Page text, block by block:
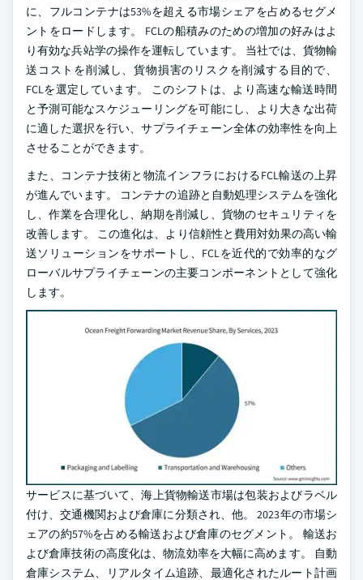
に、フルコンテナは53%を超える市場シェアを占めるセグメ
ントをロードします。 FCLの船積みのための増加の好みはよ
り有効な兵站学の操作を運転しています。 当社では、貨物輸
送コストを削減し、貨物損害のリスクを削減する目的で、
FCLを選定しています。 このシフトは、より高速な輸送時間
と予測可能なスケジューリングを可能にし、より大きな出荷
に適した選択を行い、サプライチェーン全体の効率性を向上
させることができます。
また、コンテナ技術と物流インフラにおけるFCL輸送の上昇
が進んでいます。 コンテナの追跡と自動処理システムを強化
し、作業を合理化し、納期を削減し、貨物のセキュリティを
改善します。 この進化は、より信頼性と費用対効果の高い輸
送ソリューションをサポートし、FCLを近代的で効率的なグ
ローバルサプライチェーンの主要コンポーネントとして強化
します。
サービスに基づいて、海上貨物輸送市場は包装およびラベル
付け、交通機関および倉庫に分類され、他。 2023年の市場シ
ェアの約57%を占める輸送および倉庫のセグメント。 輸送お
よび倉庫技術の高度化は、物流効率を大幅に高めます。 自動
倉庫システム、リアルタイム追跡、最適化されたルート計画